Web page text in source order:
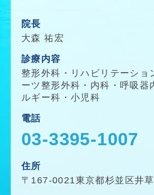
院長
大森 祐宏
診療内容
整形外科 ・ リハビリテーショ
ーツ整形外科 ・ 内科 ・呼吸器
ルギー科 ・小児科
電話
03-3395-1007
住所
〒167-0021東京都杉並区井